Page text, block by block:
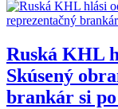
Ruská KHL
Skúsený
brankár si